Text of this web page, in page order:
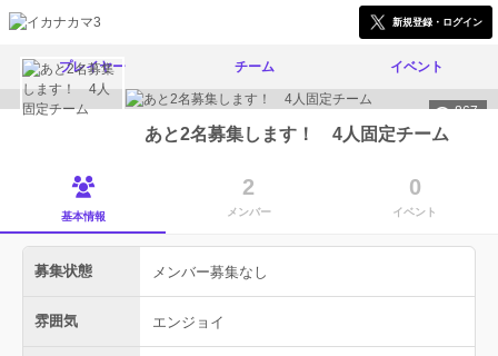
新規登録・ログイン
プレイヤー チーム イベント
867
あと2名募集します！ 4人固定チーム
基本情報
2
メンバー
0
イベント
募集状態 メンバー募集なし
雰囲気 エンジョイ